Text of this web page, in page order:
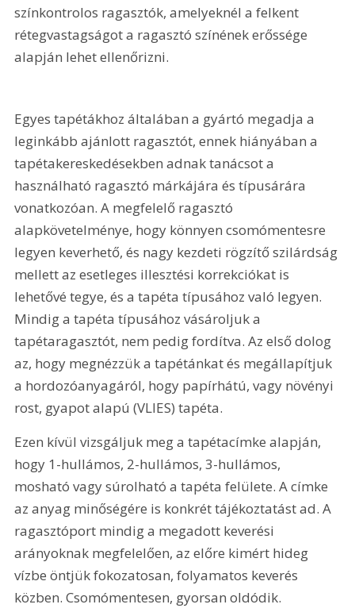
színkontrolos ragasztók, amelyeknél a felkent
rétegvastagságot a ragasztó színének erőssége
alapján lehet ellenőrizni.
Egyes tapétákhoz általában a gyártó megadja a
leginkább ajánlott ragasztót, ennek hiányában a
tapétakereskedésekben adnak tanácsot a
használható ragasztó márkájára és típusárára
vonatkozóan. A megfelelő ragasztó
alapkövetelménye, hogy könnyen csomómentesre
legyen keverhető, és nagy kezdeti rögzítő szilárdság
mellett az esetleges illesztési korrekciókat is
lehetővé tegye, és a tapéta típusához való legyen.
Mindig a tapéta típusához vásároljuk a
tapétaragasztót, nem pedig fordítva. Az első dolog
az, hogy megnézzük a tapétánkat és megállapítjuk
a hordozóanyagáról, hogy papírhátú, vagy növényi
rost, gyapot alapú (VLIES) tapéta.
Ezen kívül vizsgáljuk meg a tapétacímke alapján,
hogy 1-hullámos, 2-hullámos, 3-hullámos,
mosható vagy súrolható a tapéta felülete. A címke
az anyag minőségére is konkrét tájékoztatást ad. A
ragasztóport mindig a megadott keverési
arányoknak megfelelően, az előre kimért hideg
vízbe öntjük fokozatosan, folyamatos keverés
közben. Csomómentesen, gyorsan oldódik.